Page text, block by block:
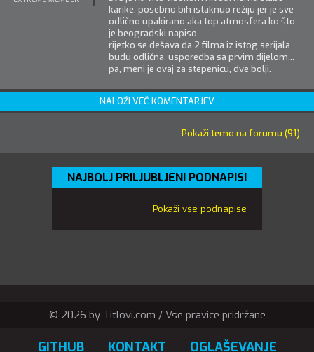
karike. posebno bih istaknuo režiju jer je sve
odlično upakirano aka top atmosfera ko što
je beogradski napiso.
rijetko se dešava da 2 filma iz istog serijala
budu odlična. usporedba sa prvim dijelom...
pa, meni je ovaj za stepenicu, dve bolji.
NALOŽI VEČ KOMENTARJEV
Pokaži temo na forumu (91)
NAJBOLJ PRILJUBLJENI PODNAPISI
Pokaži vse podnapise
© 2026 by Titlovi.com / Vse pravice pridržane
GITHUB KONTAKT OGLAŠEVANJE